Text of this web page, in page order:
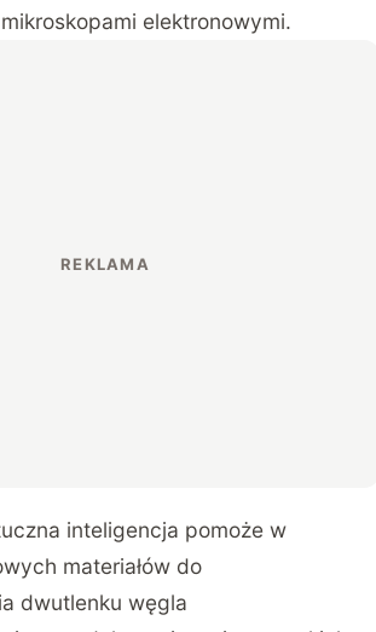
elektronowymi.
inteligencja pomoże w
materiałów do
dwutlenku węgla